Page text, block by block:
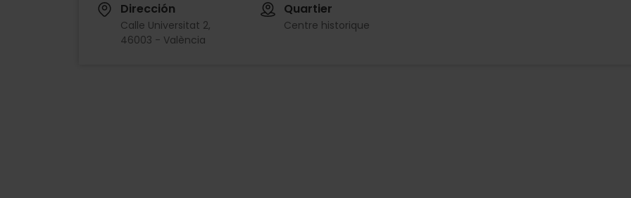
Dirección
Calle Universitat 2,
46003 - València
Quartier
Centre historique